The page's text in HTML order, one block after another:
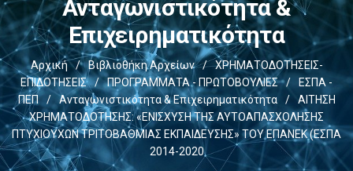
Ανταγωνιστικότητα &
Επιχειρηματικότητα
Αρχική / Βιβλιοθήκη Αρχείων /
ΧΡΗΜΑΤΟΔΟΤΗΣΕΙΣ-
ΕΠΙΔΟΤΗΣΕΙΣ
/ ΠΡΟΓΡΑΜΜΑΤΑ - ΠΡΩΤΟΒΟΥΛΙΕΣ /
ΕΣΠΑ -
ΠΕΠ
/ Ανταγωνιστικότητα & Επιχειρηματικότητα /
ΑΙΤΗΣΗ
ΧΡΗΜΑΤΟΔΟΤΗΣΗΣ: «ΕΝΙΣΧΥΣΗ ΤΗΣ ΑΥΤΟΑΠΑΣΧΟΛΗΣΗΣ
ΠΤΥΧΙΟΥΧΩΝ ΤΡΙΤΟΒΑΘΜΙΑΣ ΕΚΠΑΙΔΕΥΣΗΣ» ΤΟΥ ΕΠΑΝΕΚ (ΕΣΠΑ
2014-2020